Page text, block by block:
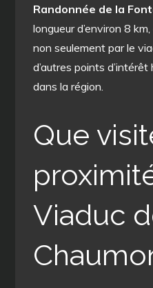
Randonnée de la
longueur d’environ 8
non seulement par le
d’autres points
dans la région.
Que
Viaduc